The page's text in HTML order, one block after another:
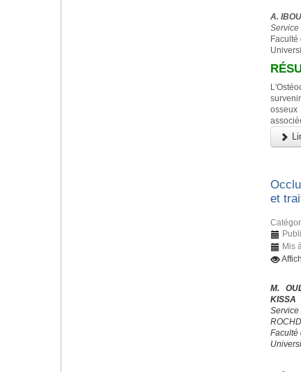
A.
Service
et
Mis
M.
KISSA
ROCHD
Faculté